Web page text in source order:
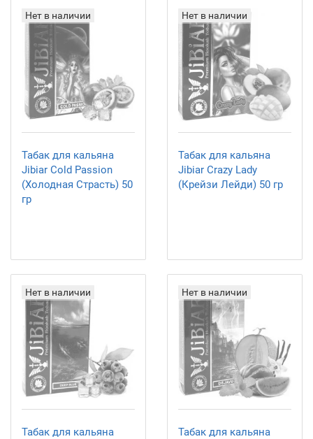
Нет в наличии
Табак для кальяна
Jibiar Cold Passion
(Холодная Страсть) 50
гр
Нет в наличии
Табак для кальяна
Jibiar Crazy Lady
(Крейзи Лейди) 50 гр
Нет в наличии
Табак для кальяна
Нет в наличии
Табак для кальяна